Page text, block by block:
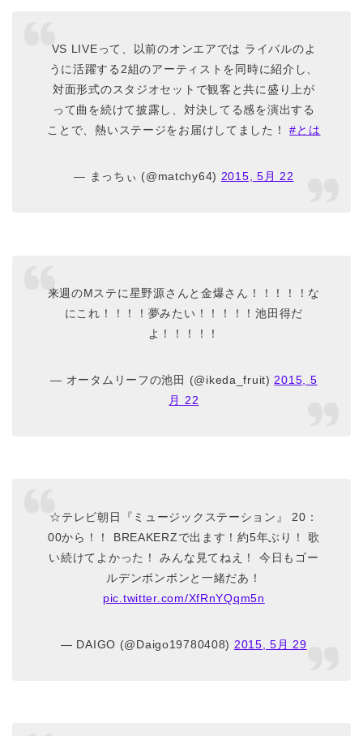
VS LIVEって、以前のオンエアでは ライバルのよ
うに活躍する2組のアーティストを同時に紹介し、
対面形式のスタジオセットで観客と共に盛り上が
って曲を続けて披露し、対決してる感を演出する
ことで、熱いステージをお届けしてました！#とは
— まっちぃ (@matchy64) 2015, 5月 22
来週のMステに星野源さんと金爆さん！！！！！な
にこれ！！！！夢みたい！！！！！池田得だ
よ！！！！！
— オータムリーフの池田 (@ikeda_fruit) 2015, 5
月 22
☆テレビ朝日『ミュージックステーション』 20：
00から！！ BREAKERZで出ます！約5年ぶり！ 歌
い続けてよかった！ みんな見てねえ！ 今日もゴー
ルデンボンボンと一緒だあ！
pic.twitter.com/XfRnYQqm5n
— DAIGO (@Daigo19780408) 2015, 5月 29